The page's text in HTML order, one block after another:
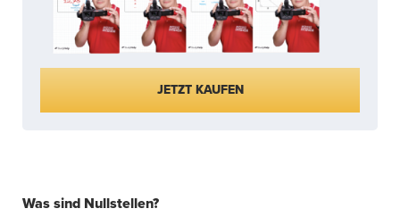
JETZT KAUFEN
Was sind Nullstellen?